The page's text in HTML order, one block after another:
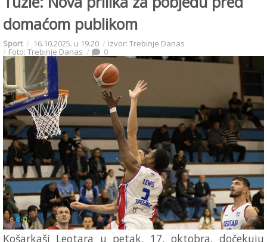
domaćom publikom
Sport 16.10.2025. u 19:20 Izvor: Trebinje Danas
Foto: Trebinje Danas 0
Košarkaši Leotara u petak, 17. oktobra, dočekuju